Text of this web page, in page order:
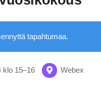
tapahtumaa.
klo 15–16 Webex